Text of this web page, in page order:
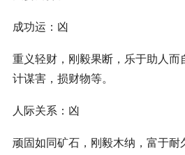
成功运：凶
重义轻财，刚毅果断，乐于助人而
计谋害，损财物等。
人际关系：凶
顽固如同矿石，刚毅木纳，富于耐